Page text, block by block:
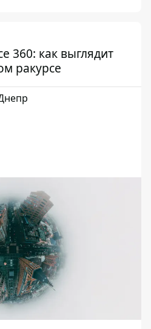
360: как выглядит
ракурсе